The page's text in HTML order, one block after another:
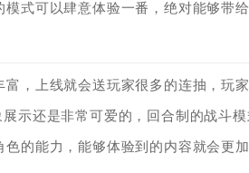
式可以肆意体验一番，绝对能够带
富，上线就会送玩家很多的连抽，玩
示还是非常可爱的，回合制的战斗
色的能力，能够体验到的内容就会更